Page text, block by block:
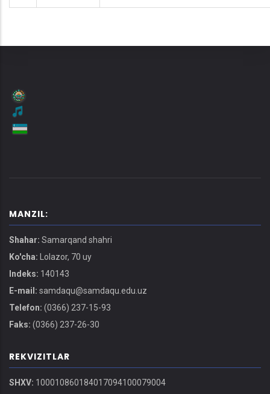
MANZIL:
Shahar: Samarqand shahri
Ko'cha: Lolazor, 70 uy
Indeks: 140143
E-mail: samdaqu@samdaqu.edu.uz
Telefon: (0366) 237-15-93
Faks: (0366) 237-26-30
REKVIZITLAR
SHXV: 100010860184017094100079004